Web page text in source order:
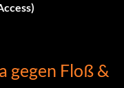
gegen Floß &